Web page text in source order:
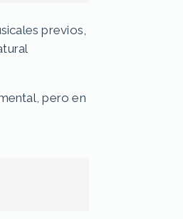
previos,
pero en